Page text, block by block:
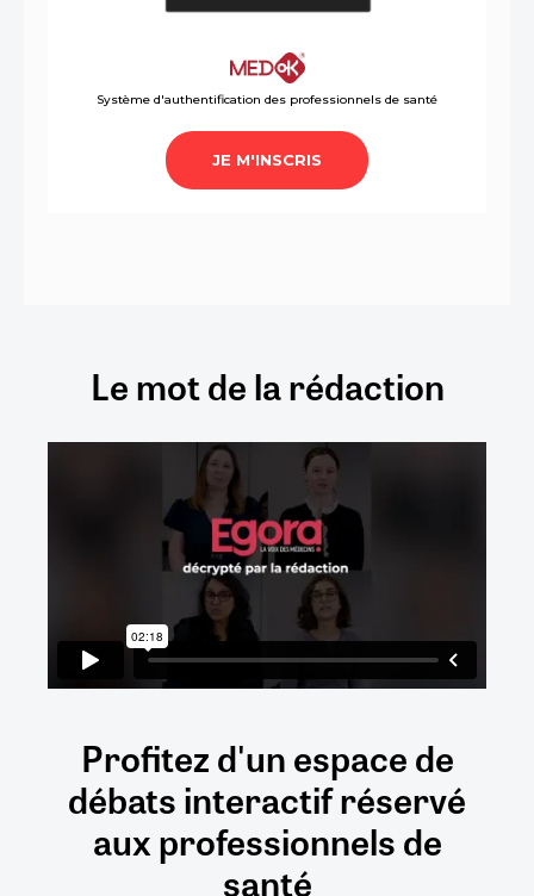
Le mot de la rédaction
Profitez d'un espace de
débatsinteractifréservé
auxprofessionnels de
santé